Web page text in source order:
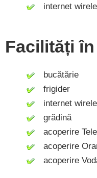
internet
Facilități
bucătărie
frigider
internet
grădină
acoperire
acoperire
acoperire